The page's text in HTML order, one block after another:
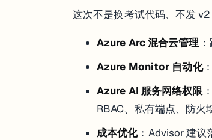
这次不是换考试代码、不发
Azure Arc 混合云管理
Azure Monitor 自动化
Azure AI 服务网络权限
RBAC、私有端点、防火
成本优化：Advisor 建议